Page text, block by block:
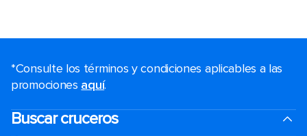
*Consulte los términos y condiciones aplicables a las
promociones aquí.
Buscar cruceros